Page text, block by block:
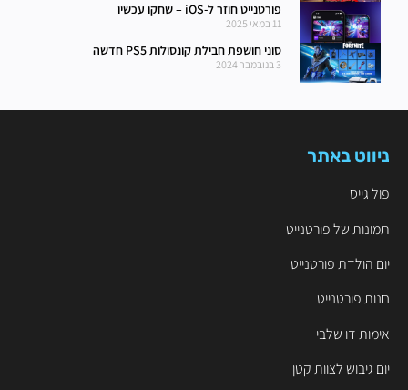
פורטנייט חוזר ל-iOS – שחקו עכשיו
11 במאי 2025
סוני חושפת חבילת קונסולות PS5 חדשה
3 בנובמבר 2024
ניווט באתר
פול גייס
תמונות של פורטנייט
יום הולדת פורטנייט
חנות פורטנייט
אימות דו שלבי
יום גיבוש לצוות קטן